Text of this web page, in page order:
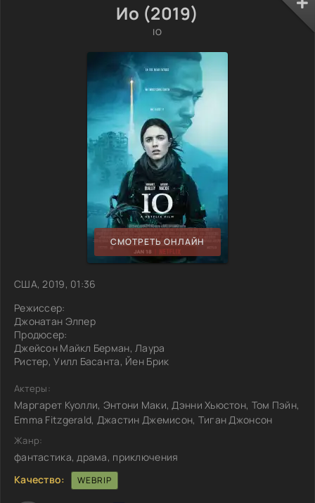
Ио (2019)
IO
СМОТРЕТЬ ОНЛАЙН
США, 2019, 01:36
Режиссер:
Джонатан Элпер
Продюсер:
Джейсон Майкл Берман, Лаура
Ристер, Уилл Басанта, Йен Брик
Актеры:
Маргарет Куолли, Энтони Маки, Дэнни Хьюстон, Том Пэйн,
Emma Fitzgerald, Джастин Джемисон, Тиган Джонсон
Жанр:
фантастика, драма, приключения
Качество:
WEBRIP